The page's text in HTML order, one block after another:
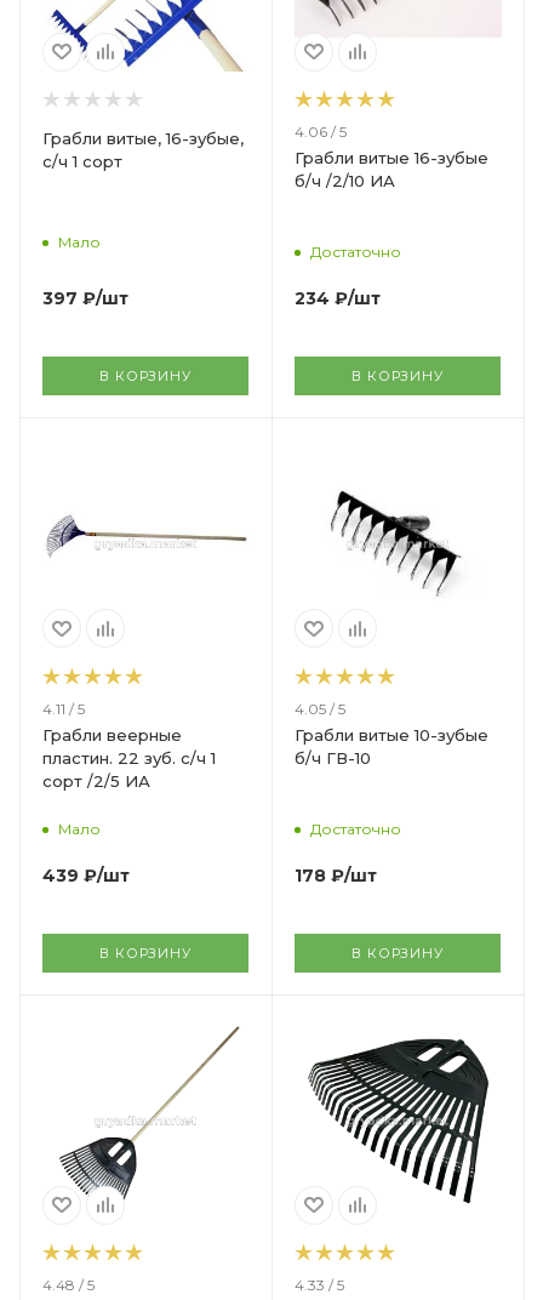
Грабли витые, 16-зубые,
с/ч 1 сорт
Мало
397 ₽/шт
В КОРЗИНУ
4.06 / 5
Грабли витые 16-зубые
б/ч /2/10 ИА
Достаточно
234 ₽/шт
В КОРЗИНУ
4.11 / 5
Грабли веерные
пластин. 22 зуб. с/ч 1
сорт /2/5 ИА
Мало
439 ₽/шт
В КОРЗИНУ
4.05 / 5
Грабли витые 10-зубые
б/ч ГВ-10
Достаточно
178 ₽/шт
В КОРЗИНУ
4.48 / 5 4.33 / 5